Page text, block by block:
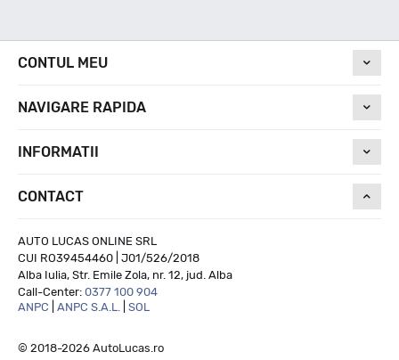
CONTUL MEU
NAVIGARE RAPIDA
INFORMATII
CONTACT
AUTO LUCAS ONLINE SRL
CUI RO39454460 | J01/526/2018
Alba Iulia, Str. Emile Zola, nr. 12, jud. Alba
Call-Center: 0377 100 904
ANPC
ANPC S.A.L. SOL
© 2018-2026 AutoLucas.ro